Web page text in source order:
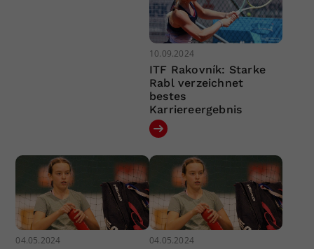
10.09.2024
ITF Rakovník: Starke
Rabl verzeichnet
bestes
Karriereergebnis
04.05.2024 04.05.2024